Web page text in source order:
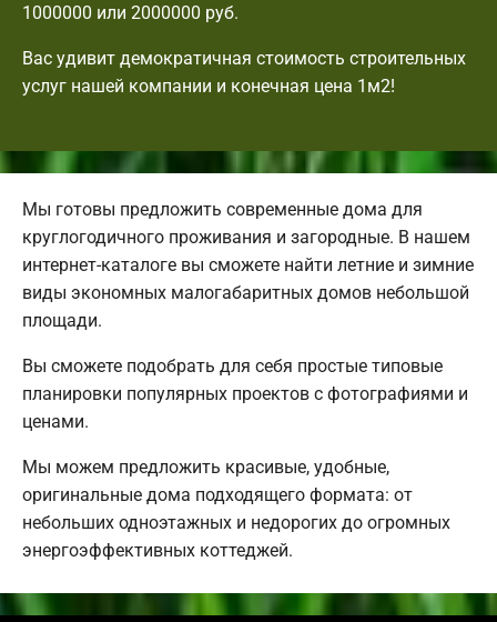
1000000 или 2000000 руб.
Вас удивит демократичная стоимость строительных
услуг нашей компании и конечная цена 1м2!
Мы готовы предложить современные дома для
круглогодичного проживания и загородные. В нашем
интернет-каталоге вы сможете найти летние и зимние
виды экономных малогабаритных домов небольшой
площади.
Вы сможете подобрать для себя простые типовые
планировки популярных проектов с фотографиями и
ценами.
Мы можем предложить красивые, удобные,
оригинальные дома подходящего формата: от
небольших одноэтажных и недорогих до огромных
энергоэффективных коттеджей.